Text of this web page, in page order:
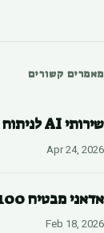
מאמרים קשורים
שירותי AI לניתוח שווקי תחזיות: הכלים שמשנים את הכללים
Apr 24, 2026
אדאני מבטיח 100 מיליארד דולר למרכזי נתונים AI בהודו: השקעה היסטורית והזדמנויות לעסקים ישראליים
Feb 18, 2026